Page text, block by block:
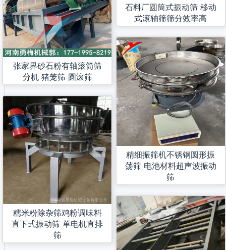
张家界砂石粉有轴滚筒筛
分机 猪笼筛 圆滚筛
糯米粉除杂筛鸡粉调味料
直下式振动筛 单电机直排
筛
石料厂圆筒式振动筛 移动
式滚轴筛筛分效率高
精细振筛机不锈钢圆形振
荡筛 电池材料超声波振动
筛